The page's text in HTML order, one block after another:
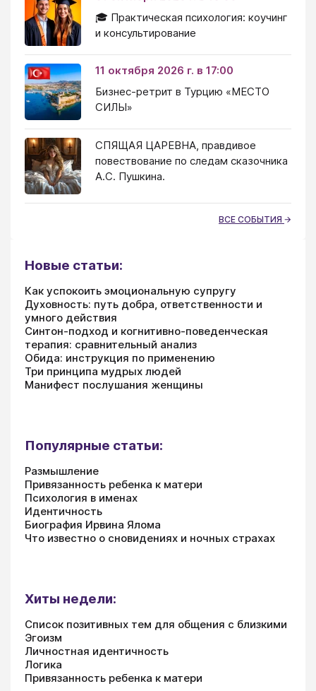
🎓 Практическая психология: коучинг
и консультирование
11 октября 2026 г. в 17:00
Бизнес-ретрит в Турцию «МЕСТО
СИЛЫ»
СПЯЩАЯ ЦАРЕВНА, правдивое
повествование по следам сказочника
А.С. Пушкина.
ВСЕ СОБЫТИЯ
Новые статьи:
Как успокоить эмоциональную супругу
Духовность: путь добра, ответственности и
умного действия
Синтон-подход и когнитивно-поведенческая
терапия: сравнительный анализ
Обида: инструкция по применению
Три принципа мудрых людей
Манифест послушания женщины
Популярные статьи:
Размышление
Привязанность ребенка к матери
Психология в именах
Идентичность
Биография Ирвина Ялома
Что известно о сновидениях и ночных страхах
Хиты недели:
Список позитивных тем для общения с близкими
Эгоизм
Личностная идентичность
Логика
Привязанность ребенка к матери